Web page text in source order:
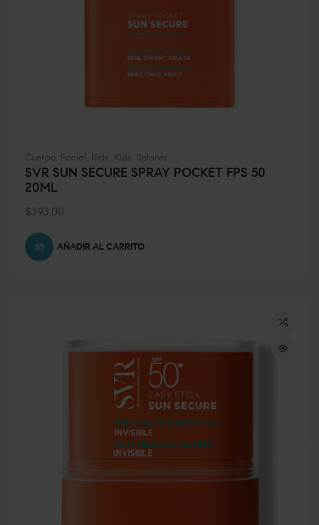
Cuerpo, Facial, Kids, Kids, Solares
SVR SUN SECURE SPRAY POCKET FPS 50
20ML
$393.00
AÑADIR AL CARRITO